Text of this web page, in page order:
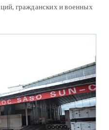
гражданских и военных